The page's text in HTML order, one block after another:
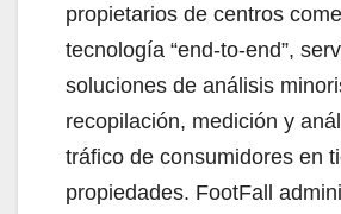
propietarios de centros
tecnología “end-to-end”,
soluciones de análisis
recopilación, medición y
tráfico de consumidores en
propiedades. FootFall